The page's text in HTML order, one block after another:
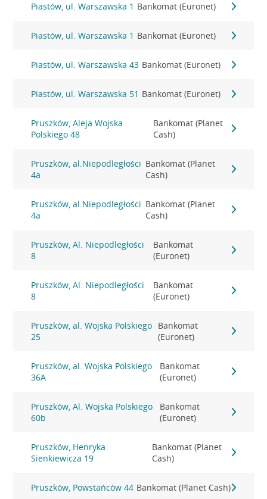
Piastów, ul. Warszawska 1 Bankomat (Euronet)
Piastów, ul. Warszawska 1 Bankomat (Euronet)
Piastów, ul. Warszawska 43 Bankomat (Euronet)
Piastów, ul. Warszawska 51 Bankomat (Euronet)
Pruszków, Aleja Wojska
Polskiego 48
Bankomat (Planet
Cash)
Pruszków, al.Niepodległości
4a
Bankomat (Planet
Cash)
Pruszków, al.Niepodległości
4a
Bankomat (Planet
Cash)
Pruszków, Al. Niepodległości
8
Bankomat
(Euronet)
Pruszków, Al. Niepodległości
8
Bankomat
(Euronet)
Pruszków, al. Wojska Polskiego
25
Bankomat
(Euronet)
Pruszków, al. Wojska Polskiego
36A
Bankomat
(Euronet)
Pruszków, Al. Wojska Polskiego
60b
Bankomat
(Euronet)
Pruszków, Henryka
Sienkiewicza 19
Bankomat (Planet
Cash)
Pruszków, Powstańców 44 Bankomat (Planet Cash)